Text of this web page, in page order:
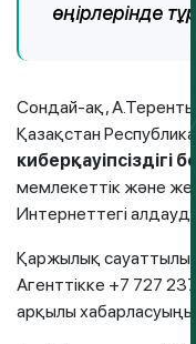
өңірлерінде
Сондай-ақ,
Қазақстан
мемлекеттік және
Интернеттегі
Қаржылық
Агенттікке +7 727
арқылы